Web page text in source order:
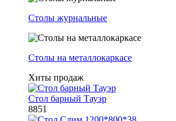
Столы журнальные
Столы на металлокаркасе
Хиты продаж
Стол барный Тауэр
8851